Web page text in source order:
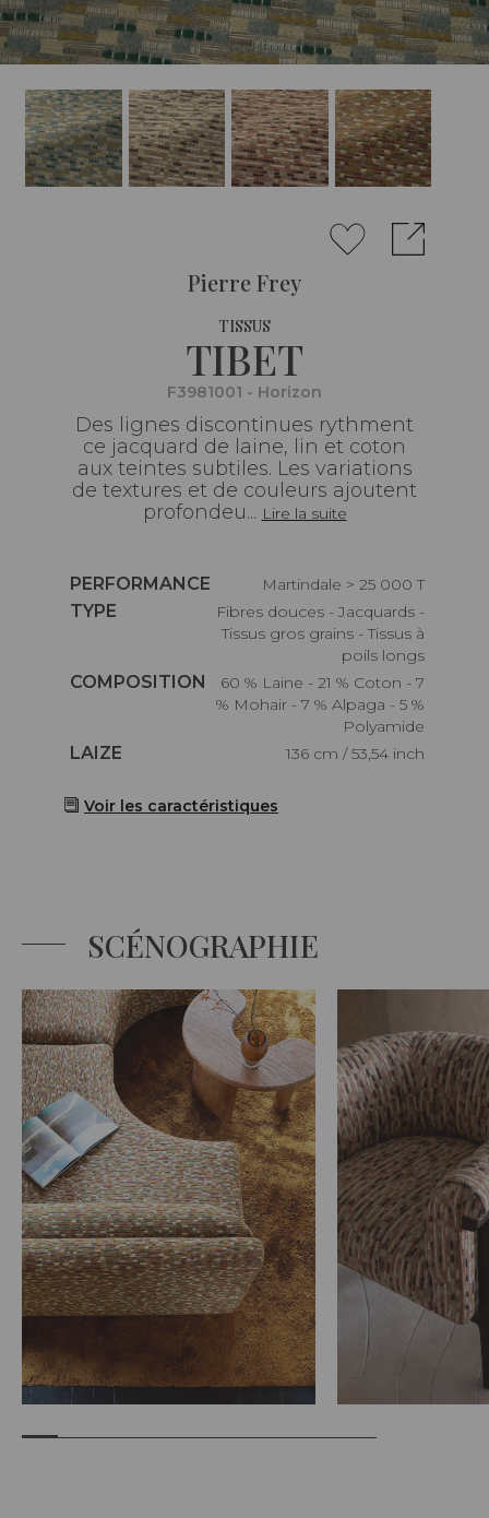
Pierre Frey
TISSUS
TIBET
F3981001 - Horizon
Des lignes discontinues rythment
ce jacquard de laine, lin et coton
aux teintes subtiles. Les variations
de textures et de couleurs ajoutent
profondeu... Lire la suite
Caractéristiques
PERFORMANCE
Martindale > 25 000 T
Caractéristiques
TYPE
Fibres douces - Jacquards -
Tissus gros grains - Tissus à
poils longs
Caractéristiques
COMPOSITION
60 % Laine - 21 % Coton - 7
% Mohair - 7 % Alpaga - 5 %
Polyamide
Caractéristiques
LAIZE 136 cm / 53,54 inch
Voir les caractéristiques
SCÉNOGRAPHIE